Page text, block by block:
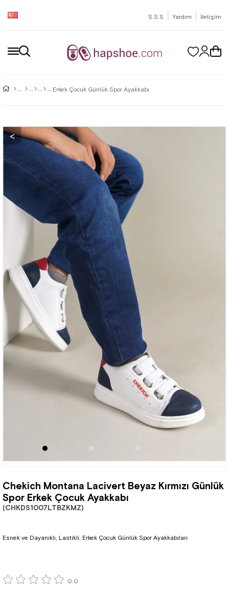
S.S.S | Yardım | İletişim
Erkek Çocuk Günlük Spor Ayakkabı
Chekich Montana Lacivert Beyaz Kırmızı Günlük
Spor Erkek Çocuk Ayakkabı
(CHKDS1007LTBZKMZ)
Esnek ve Dayanıklı, Lastikli, Erkek Çocuk Günlük Spor Ayakkabıları
0.0